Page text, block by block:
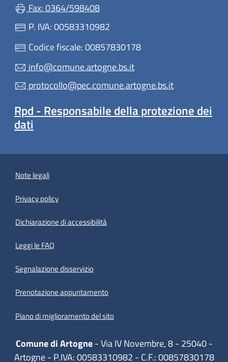
Fax: 0364/598408
P. IVA: 00583310982
Codice fiscale: 00857830178
info@comune.artogne.bs.it
protocollo@pec.comune.artogne.bs.it
Rpd - Responsabile della protezione dei
dati
Note legali
Privacy policy
Dichiarazione di accessibilità
Leggi le FAQ
Segnalazione disservizio
Prenotazione appuntamento
Piano di miglioramento del sito
Comune di Artogne- Via IV Novembre, 8 - 25040 -
Artogne - P.IVA: 00583310982 - C.F.: 00857830178